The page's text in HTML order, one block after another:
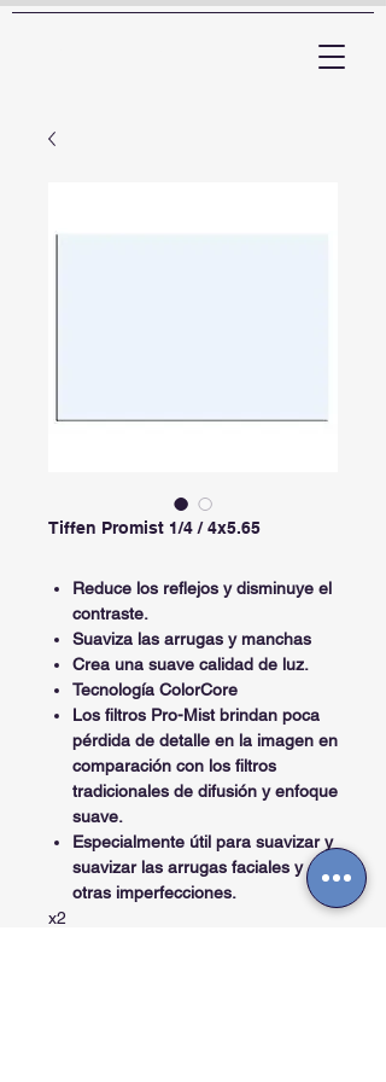
Tiffen Promist 1/4 / 4x5.65
Reduce los reflejos y disminuye el
contraste.
Suaviza las arrugas y manchas
Crea una suave calidad de luz.
Tecnología ColorCore
Los filtros Pro-Mist brindan poca
pérdida de detalle en la imagen en
comparación con los filtros
tradicionales de difusión y enfoque
suave.
Especialmente útil para suavizar y
suavizar las arrugas faciales y
otras imperfecciones.
x2